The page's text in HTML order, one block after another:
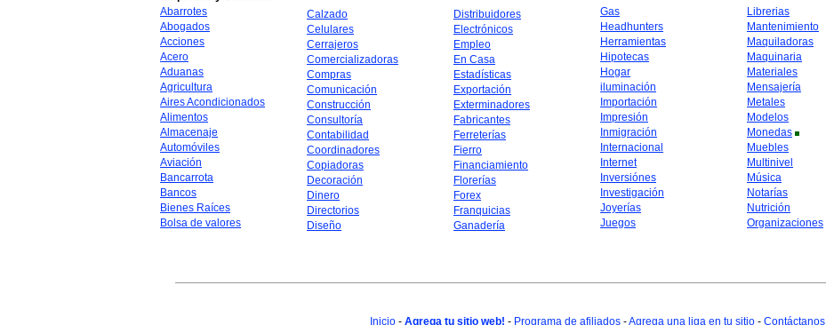
Abarrotes
Abogados
Acciones
Acero
Aduanas
Agricultura
Aires Acondicionados
Alimentos
Almacenaje
Automóviles
Aviación
Bancarrota
Bancos
Bienes Raíces
Bolsa de valores
Calzado
Celulares
Cerrajeros
Comercializadoras
Compras
Comunicación
Construcción
Consultoría
Contabilidad
Coordinadores
Copiadoras
Decoración
Dinero
Directorios
Diseño
Distribuidores
Electrónicos
Empleo
En Casa
Estadísticas
Exportación
Exterminadores
Fabricantes
Ferreterías
Fierro
Financiamiento
Florerías
Forex
Franquicias
Ganadería
Gas
Headhunters
Herramientas
Hipotecas
Hogar
iluminación
Importación
Impresión
Inmigración
Internacional
Internet
Inversiónes
Investigación
Joyerías
Juegos
Librerias
Mantenimiento
Maquiladoras
Maquinaria
Materiales
Mensajería
Metales
Modelos
Monedas
Muebles
Multinivel
Música
Notarías
Nutrición
Organizaciones
Inicio - Agrega tu sitio web! - Programa de afiliados -Agrega una liga en tu sitio - Contáctanos